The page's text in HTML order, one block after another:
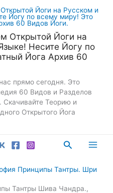
Открытой Йоги на
Несите Йогу по
Йога Архив 60
прямо сегодня. Это
60 Видов и Разделов
Теорию и
Открытого Йога
Поиск
Принципы Тантры. Шри
Тантры Шива Чандра.,